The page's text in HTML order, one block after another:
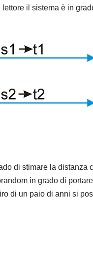
il sistema è in
di stimare la distanza
in grado di
di un paio di anni si